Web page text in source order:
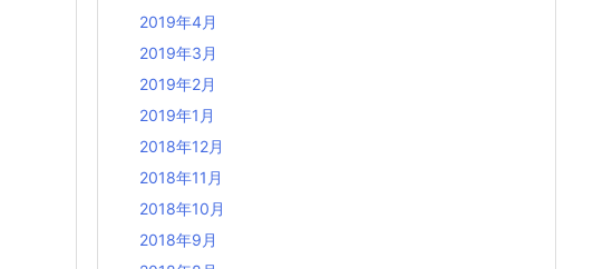
2019年4月
2019年3月
2019年2月
2019年1月
2018年12月
2018年11月
2018年10月
2018年9月